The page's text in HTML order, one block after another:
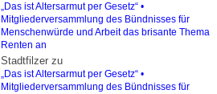
„Das ist Altersarmut per Gesetz“ •
Mitgliederversammlung des Bündnisses für
Menschenwürde und Arbeit das brisante Thema
Renten an
Stadtfilzer zu
„Das ist Altersarmut per Gesetz“ •
Mitgliederversammlung des Bündnisses für